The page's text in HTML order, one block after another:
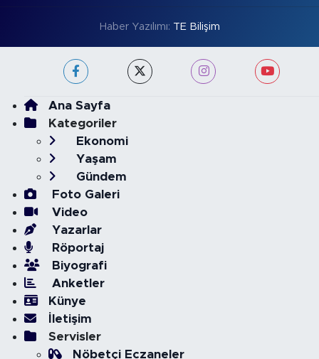
Haber Yazılımı: TE Bilişim
Ana Sayfa
Kategoriler
Ekonomi
Yaşam
Gündem
Foto Galeri
Video
Yazarlar
Röportaj
Biyografi
Anketler
Künye
İletişim
Servisler
Nöbetçi Eczaneler